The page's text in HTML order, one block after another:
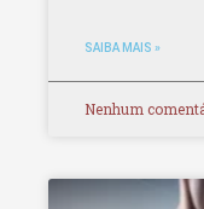
SAIBA MAIS »
Nenhum